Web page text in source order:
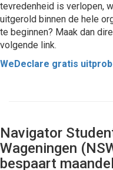
tevredenheid is verlopen,
uitgerold binnen de hele
te beginnen? Maak dan
volgende link.
WeDeclare gratis
Navigator
Wageningen
bespaart